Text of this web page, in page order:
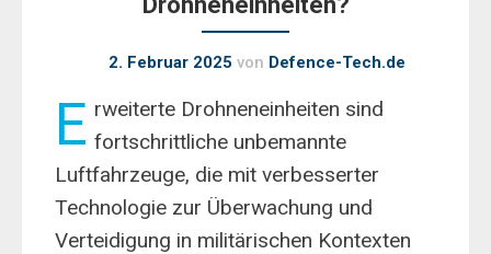
2. Februar 2025 von Defence-Tech.de
E rweiterte Drohneneinheiten sind
fortschrittliche unbemannte
Luftfahrzeuge, die mit verbesserter
Technologie zur Überwachung und
Verteidigung in militärischen Kontexten